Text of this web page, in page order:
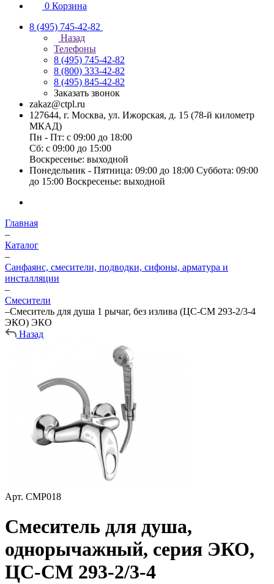
0 Корзина
8 (495) 745-42-82
Назад
Телефоны
8 (495) 745-42-82
8 (800) 333-42-82
8 (495) 845-42-82
Заказать звонок
zakaz@ctpl.ru
127644, г. Москва, ул. Ижорская, д. 15 (78-й километр
МКАД)
Пн - Пт: с 09:00 до 18:00
Сб: с 09:00 до 15:00
Воскресенье: выходной
Понедельник - Пятница: 09:00 до 18:00 Суббота: 09:00
до 15:00 Воскресенье: выходной
Главная
–
Каталог
–
Санфаянс, смесители, подводки, сифоны, арматура и
инсталляции
–
Смесители
–Смеситель для душа 1 рычаг, без излива (ЦС-СМ 293-2/3-4
ЭКО) ЭКО
Назад
Арт. СМР018
Смеситель для душа,
однорычажный, серия ЭКО,
ЦС-СМ 293-2/3-4